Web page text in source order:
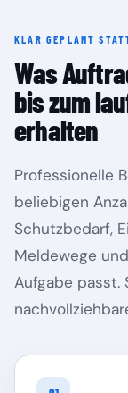
KLAR GEPLANT
Was
bis zum
erhalten
Professionelle
beliebigen
Schutzbedarf,
Meldewege
Aufgabe passt.